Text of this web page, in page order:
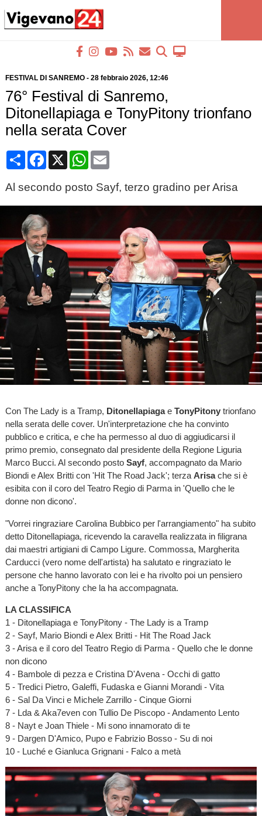
FESTIVAL DI SANREMO- 28 febbraio 2026, 12:46
76° Festival di Sanremo,
Ditonellapiaga e TonyPitony trionfano
nella serata Cover
CondividiFacebook
X WhatsApp
Email
Al secondo posto Sayf, terzo gradino per Arisa
Con The Lady is a Tramp, Ditonellapiagae TonyPitonytrionfano
nella serata delle cover. Un'interpretazione che ha convinto
pubblico e critica, e che ha permesso al duo di aggiudicarsi il
primo premio, consegnato dal presidente della Regione Liguria
Marco Bucci. Al secondo posto Sayf, accompagnato da Mario
Biondi e Alex Britti con 'Hit The Road Jack'; terzaArisache si è
esibita con il coro del Teatro Regio di Parma in 'Quello che le
donne non dicono'.
"Vorrei ringraziare Carolina Bubbico per l'arrangiamento" ha subito
detto Ditonellapiaga, ricevendo la caravella realizzata in filigrana
dai maestri artigiani di Campo Ligure. Commossa, Margherita
Carducci (vero nome dell'artista) ha salutato e ringraziato le
persone che hanno lavorato con lei e ha rivolto poi un pensiero
anche a TonyPitony che la ha accompagnata.
LA CLASSIFICA
1 - Ditonellapiaga e TonyPitony - The Lady is a Tramp
2 - Sayf, Mario Biondi e Alex Britti - Hit The Road Jack
3 - Arisa e il coro del Teatro Regio di Parma - Quello che le donne
non dicono
4 - Bambole di pezza e Cristina D'Avena - Occhi di gatto
5 - Tredici Pietro, Galeffi, Fudaska e Gianni Morandi - Vita
6 - Sal Da Vinci e Michele Zarrillo - Cinque Giorni
7 - Lda & Aka7even con Tullio De Piscopo - Andamento Lento
8 - Nayt e Joan Thiele - Mi sono innamorato di te
9 - Dargen D'Amico, Pupo e Fabrizio Bosso - Su di noi
10 - Luché e Gianluca Grignani - Falco a metà